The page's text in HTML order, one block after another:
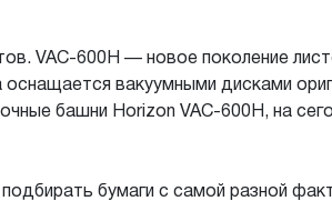
VAC-600H — новое поколение
вакуумными дисками
башни Horizon VAC-600H, на
бумаги с самой разной